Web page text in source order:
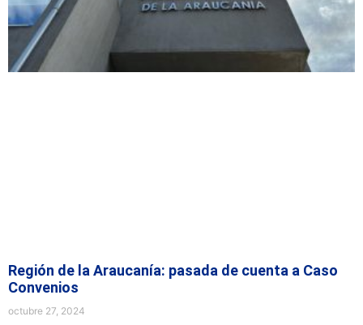
Región de la Araucanía: pasada de cuenta a Caso
Convenios
octubre 27, 2024